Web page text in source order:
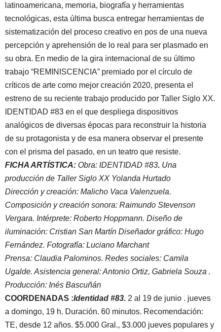
latinoamericana, memoria, biografía y herramientas
tecnológicas, esta última busca entregar herramientas de
sistematización del proceso creativo en pos de una nueva
percepción y aprehensión de lo real para ser plasmado en
su obra. En medio de la gira internacional de su último
trabajo “REMINISCENCIA” premiado por el círculo de
críticos de arte como mejor creación 2020, presenta el
estreno de su reciente trabajo producido por Taller Siglo XX.
IDENTIDAD #83 en el que despliega dispositivos
analógicos de diversas épocas para reconstruir la historia
de su protagonista y de esa manera observar el presente
con el prisma del pasado, en un teatro que resiste.
FICHA ARTÍSTICA: Obra: IDENTIDAD #83. Una
producción de Taller Siglo XX Yolanda Hurtado
Dirección y creación: Malicho Vaca Valenzuela.
Composición y creación sonora: Raimundo Stevenson
Vergara. Intérprete: Roberto Hoppmann. Diseño de
iluminación: Cristian San Martín Diseñador gráfico: Hugo
Fernández. Fotografía: Luciano Marchant
Prensa: Claudia Palominos. Redes sociales: Camila
Ugalde. Asistencia general: Antonio Ortiz, Gabriela Souza .
Producción: Inés Bascuñán
COORDENADAS :Identidad #83. 2 al 19 de junio . jueves
a domingo, 19 h. Duración. 60 minutos. Recomendación:
TE, desde 12 años. $5.000 Gral., $3.000 jueves populares y